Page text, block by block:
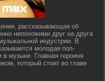
рассказывающая об
непохожими друг на друга
индустрии. В
молодая поп-
музыке. Главная героиня
который стоит во главе